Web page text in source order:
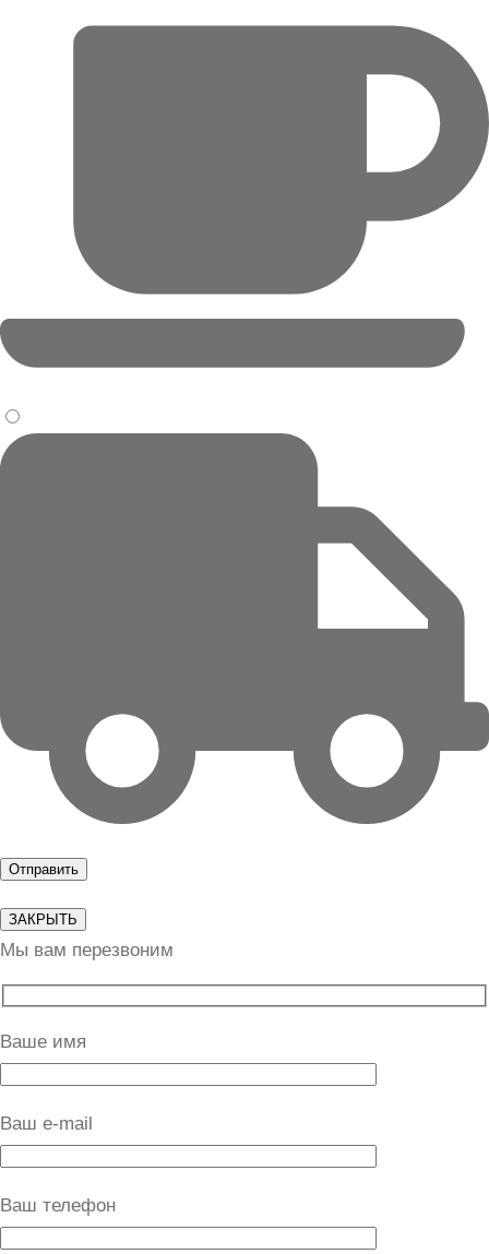
ЗАКРЫТЬ
Мы вам перезвоним
Ваше имя
Ваш e-mail
Ваш телефон